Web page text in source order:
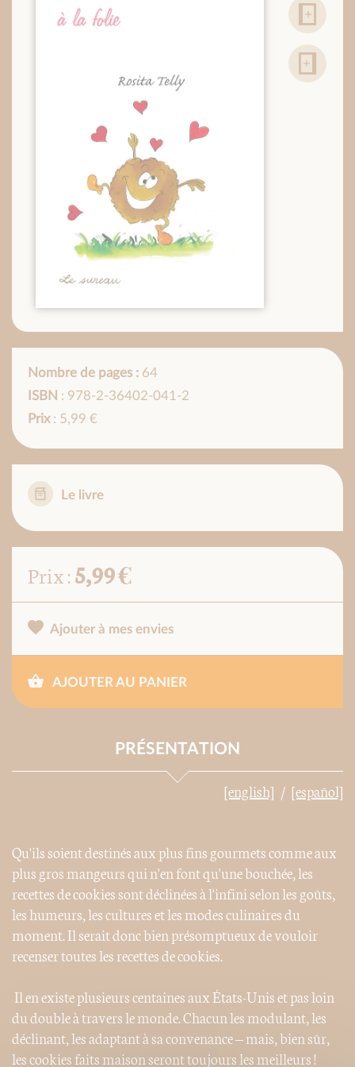
Nombre de pages : 64
ISBN : 978-2-36402-041-2
Prix: 5,99 €
Le livre
Prix :5,99 €
Ajouter à mes envies
AJOUTER AU PANIER
PRÉSENTATION
[english] [español]
Qu'ils soient destinés aux plus fins gourmets comme aux
plus gros mangeurs qui n'en font qu'une bouchée, les
recettes de cookies sont déclinées à l'infini selon les goûts,
les humeurs, les cultures et les modes culinaires du
moment. Il serait donc bien présomptueux de vouloir
recenser toutes les recettes de cookies.
Il en existe plusieurs centaines aux États-Unis et pas loin
du double à travers le monde. Chacun les modulant, les
déclinant, les adaptant à sa convenance – mais, bien sûr,
les cookies faits maison seront toujours les meilleurs !